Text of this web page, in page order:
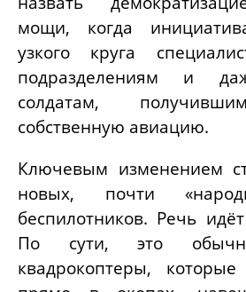
мощи, когда
узкого круга
подразделениям и
солдатам,
собственную авиацию.
Ключевым изменением
новых, почти
беспилотников. Речь
По сути, это
квадрокоптеры,